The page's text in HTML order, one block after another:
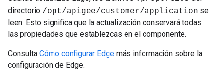
directorio /opt/apigee/customer/application se
leen. Esto significa que la actualización conservará todas
las propiedades que establezcas en el componente.
Consulta Cómo configurar Edge más información sobre la
configuración de Edge.